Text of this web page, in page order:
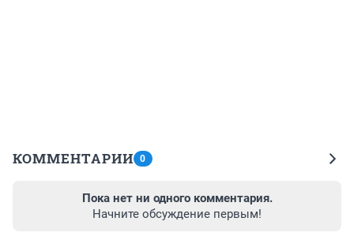
КОММЕНТАРИИ 0
Пока нет ни одного комментария.
Начните обсуждение первым!